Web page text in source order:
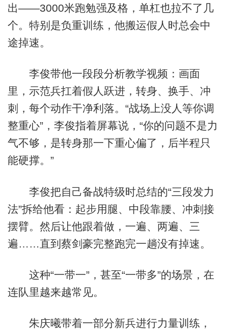
出——3000米跑勉强及格，单杠也拉不了几
个。特别是负重训练，他搬运假人时总会中
途掉速。
李俊带他一段段分析教学视频：画面
里，示范兵扛着假人跃进，转身、换手、冲
刺，每个动作干净利落。“战场上没人等你调
整重心”，李俊指着屏幕说，“你的问题不是力
气不够，是转身那一下重心偏了，后半程只
能硬撑。”
李俊把自己备战特级时总结的“三段发力
法”拆给他看：起步用腿、中段靠腰、冲刺接
摆臂。然后让他跟着做，一遍、两遍、三
遍……直到蔡剑豪完整跑完一趟没有掉速。
这种“一带一”，甚至“一带多”的场景，在
连队里越来越常见。
朱庆曦带着一部分新兵进行力量训练，